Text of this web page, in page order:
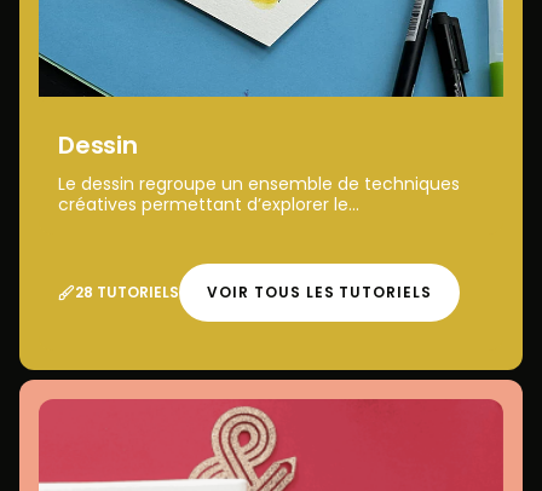
Dessin
Le dessin regroupe un ensemble de techniques
créatives permettant d’explorer le...
28 TUTORIELS VOIR TOUS LES TUTORIELS